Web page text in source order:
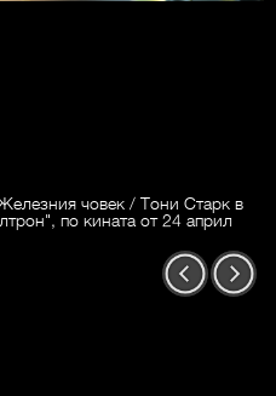
човек / Тони Старк в
по кината от 24 април